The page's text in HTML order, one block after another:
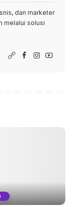
dan marketer
melalui solusi